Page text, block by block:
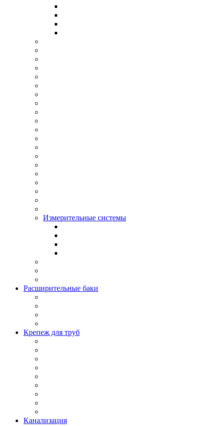
Измерительные системы
Расширительные баки
Крепеж для труб
Канализация